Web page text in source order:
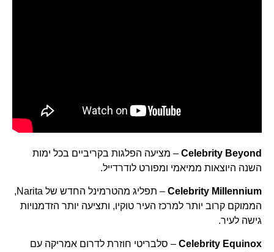
Celebrity Beyond – מציעה הפלגות בקריביים בכל ימות
השנה היוצאות ממיאמי ומפורט לודרדייל.
Celebrity Millennium
– תפליג מהטרמינל החדש של Narita,
הממוקם קרוב יותר למרכז העיר טוקיו, ותציעה יותר הזדמנויות
גישה לעיר.
Celebrity Equinox – סלבריטי חוזרת לדרום אמריקה עם